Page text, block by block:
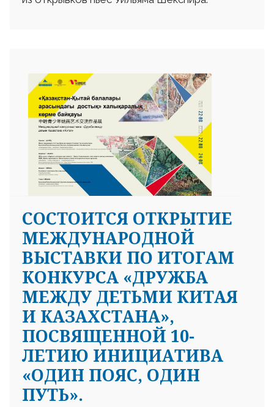
СОСТОИТСЯ ОТКРЫТИЕ
МЕЖДУНАРОДНОЙ
ВЫСТАВКИ ПО ИТОГАМ
КОНКУРСА «ДРУЖБА
МЕЖДУ ДЕТЬМИ КИТАЯ
И КАЗАХСТАНА»,
ПОСВЯЩЕННОЙ 10-
ЛЕТИЮ ИНИЦИАТИВА
«ОДИН ПОЯС, ОДИН
ПУТЬ».